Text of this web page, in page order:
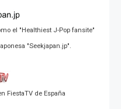
el "Healthiest J-Pop fansite"
"Seekjapan.jp".
FiestaTV de España